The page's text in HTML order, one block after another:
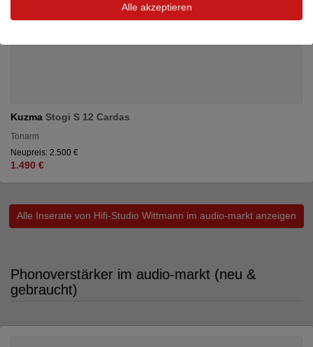
Kuzma Stogi S 12 Cardas
Tonarm
Neupreis: 2.500 €
1.490 €
Alle Inserate von Hifi-Studio Wittmann im audio-markt anzeigen
Phonoverstärker im audio-markt (neu &
gebraucht)
Alle akzeptieren